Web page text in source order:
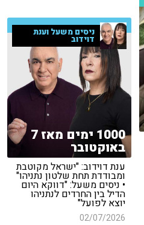
ניסים משעל וענת
דוידוב
1000 ימים מאז 7
באוקטובר
ענת דוידוב: "ישראל מקוטבת
ומבודדת תחת שלטון נתניהו"
• ניסים משעל: "דווקא היום
הדיל בין החרדים לנתניהו
יוצא לפועל"
02/07/2026